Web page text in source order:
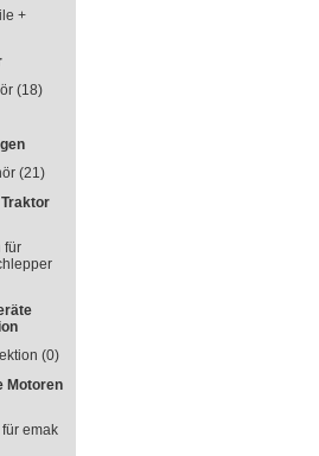
+
(18)
(21)
für
(0)
Motoren
emak